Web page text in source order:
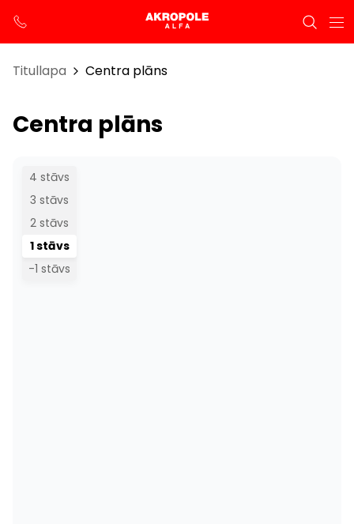
Titullapa Centra plāns
Centra plāns